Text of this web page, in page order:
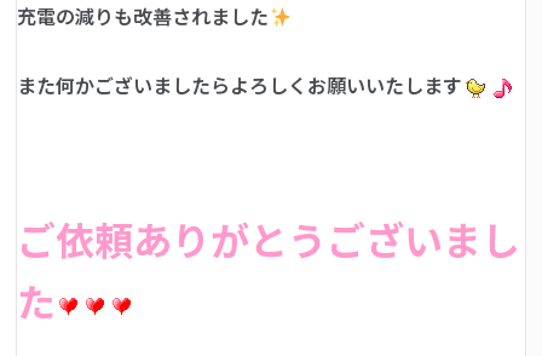
充電の減りも改善されました
また何かございましたらよろしくお願いいたします
ご依頼ありがとうございまし
た